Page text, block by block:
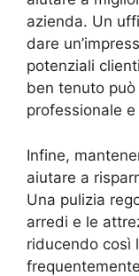
azienda. Un
dare
potenziali
ben tenuto
professionale
Infine,
aiutare a
Una pulizia
arredi e le
riducendo così